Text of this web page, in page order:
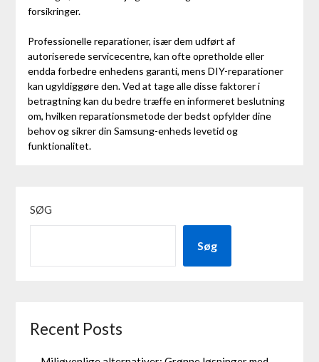
forsikringer.
Professionelle reparationer, især dem udført af
autoriserede servicecentre, kan ofte opretholde eller
endda forbedre enhedens garanti, mens DIY-reparationer
kan ugyldiggøre den. Ved at tage alle disse faktorer i
betragtning kan du bedre træffe en informeret beslutning
om, hvilken reparationsmetode der bedst opfylder dine
behov og sikrer din Samsung-enheds levetid og
funktionalitet.
SØG
Søg
Recent Posts